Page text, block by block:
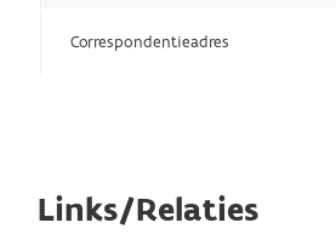
Correspondentieadres
Links/Relaties